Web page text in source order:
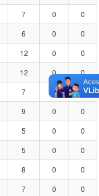
7 0
0
6 0
0
12 0
0
12 0
0
7 0
0
9 0
0
5 0
0
5 0
0
8 0
0
7 0
0